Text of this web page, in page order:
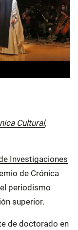
Cultural,
Investigaciones
de Crónica
periodismo
superior.
de doctorado en